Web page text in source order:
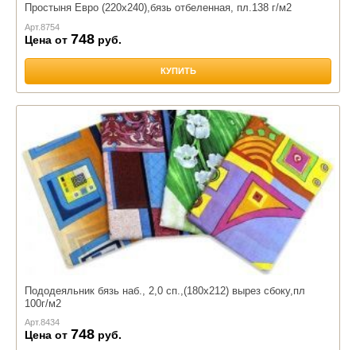
Простыня Евро (220х240),бязь отбеленная, пл.138 г/м2
Арт.8754
Цена от 748 руб.
КУПИТЬ
Пододеяльник бязь наб., 2,0 сп.,(180х212) вырез сбоку,пл
100г/м2
Арт.8434
Цена от 748 руб.